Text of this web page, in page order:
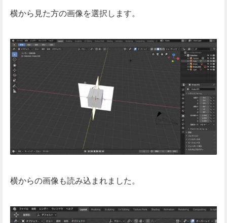
横から見た方の画像を選択します。
横からの画像も読み込まれました。